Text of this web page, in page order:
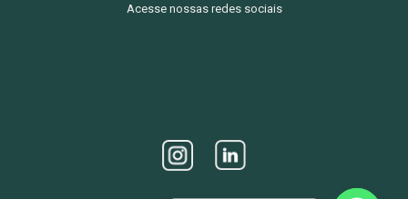
Acesse nossas redes sociais